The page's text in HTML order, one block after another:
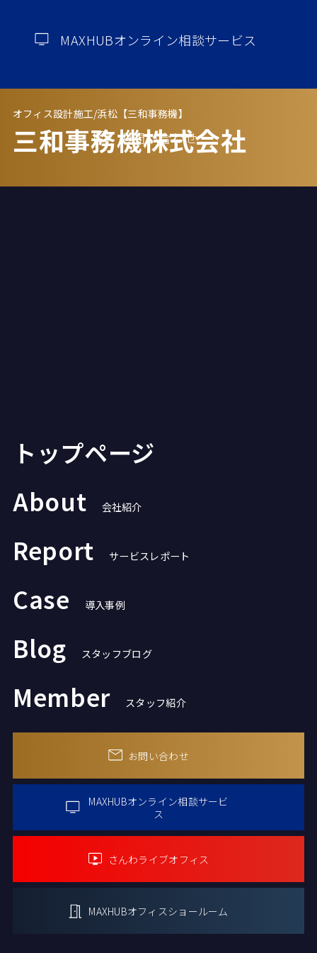
MAXHUBオンライン相談サービス
お問い合わせ
オフィス設計施工/浜松【三和事務機】
三和事務機株式会社
トップページ
About
会社紹介
Report サービスレポート
Case 導入事例
Blog スタッフブログ
Member スタッフ紹介
お問い合わせ
MAXHUBオンライン相談サービ
ス
さんわライブオフィス
MAXHUBオフィス ショールーム